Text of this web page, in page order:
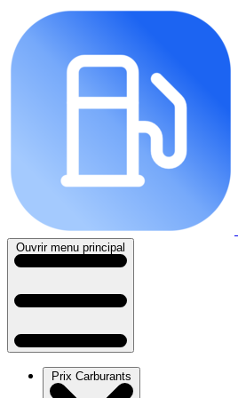
Ouvrir menu principal
Prix Carburants